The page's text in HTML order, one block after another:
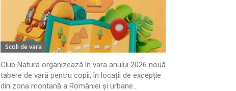
Scoli de vara
Club Natura organizează în vara anului 2026 nouă
tabere de vară pentru copii, în locații de excepție
din zona montană a României și urbane...